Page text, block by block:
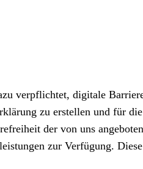
verpflichtet, digitale
zu erstellen und für
der von uns
zur Verfügung.